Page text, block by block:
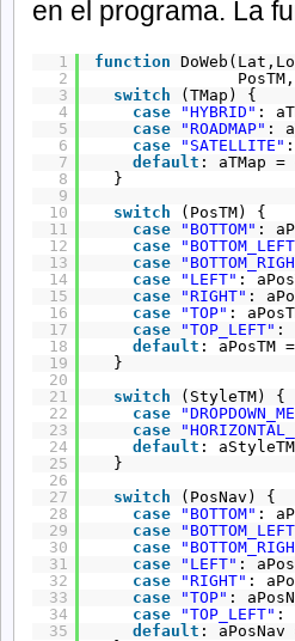
en el programa. La
1
2
3
4
5
6
7
8
9
10
11
12
13
14
15
16
17
18
19
20
21
22
23
24
25
26
27
28
29
30
31
32
33
34
35
function
switch
(TMap) {
case
"HYBRID" :
case
"ROADMAP" :
case
"SATELLITE"
default : aTMap =
}
switch
(PosTM) {
case
"BOTTOM" :
case
case
case
"LEFT" :
case
"RIGHT" :
case
"TOP" :
case
"TOP_LEFT" :
default : aPosTM
}
switch
(StyleTM) {
case
case
default :
}
switch
(PosNav) {
case
"BOTTOM" :
case
case
case
"LEFT" :
case
"RIGHT" :
case
"TOP" :
case
"TOP_LEFT" :
default :